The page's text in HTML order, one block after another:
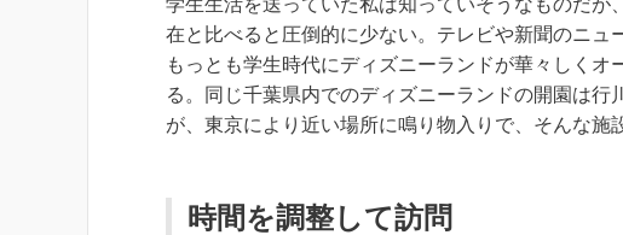
在と比べると圧倒的に少ない。テレビや新聞のニュ
もっとも学生時代にディズニーランドが華々しく
る。同じ千葉県内でのディズニーランドの開園は
が、東京により近い場所に鳴り物入りで、そんな
時間を調整して訪問